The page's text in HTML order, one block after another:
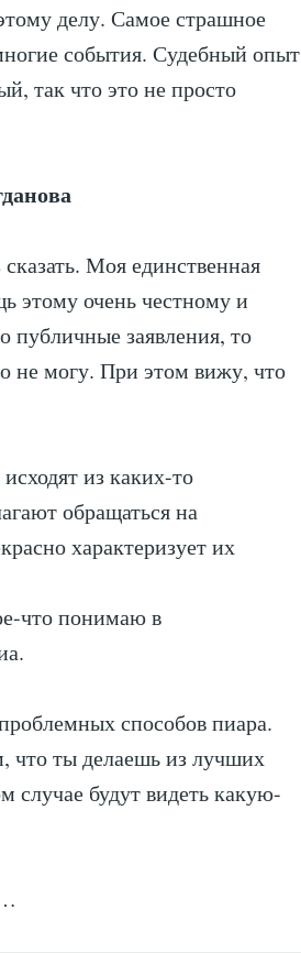
делу. Самое страшное
события. Судебный опыт
так что это не просто
Моя единственная
этому очень честному и
публичные заявления, то
не могу. При этом вижу, что
из каких-то
обращаться на
характеризует их
что понимаю в
способов пиара.
ты делаешь из лучших
будут видеть какую-